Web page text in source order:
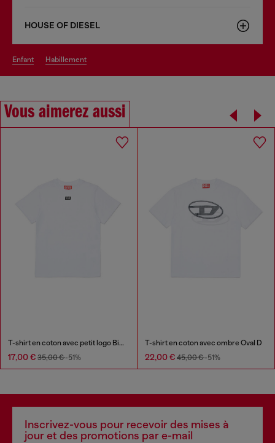
HOUSE OF DIESEL
enfant habillement
Vous aimerez aussi
T-shirt en coton avec petit logo Biscotto
17,00 € 35,00 €-51%
T-shirt en coton avec ombre Oval D
22,00 € 45,00 €-51%
Inscrivez-vous pour recevoir des mises à
jour et des promotions par e-mail